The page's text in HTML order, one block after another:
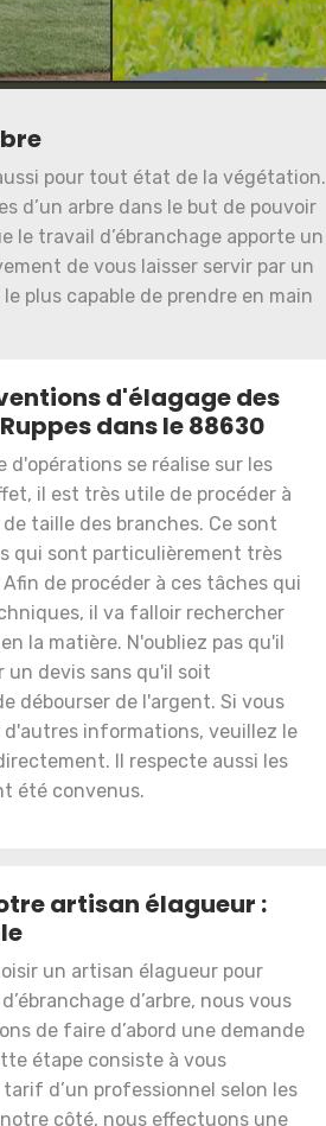
pour tout état de la végétation.
d’un arbre dans le but de pouvoir
le travail d’ébranchage apporte un
de vous laisser servir par un
plus capable de prendre en main
d'élagage des
dans le 88630
d'opérations se réalise sur les
il est très utile de procéder à
taille des branches. Ce sont
qui sont particulièrement très
de procéder à ces tâches qui
il va falloir rechercher
la matière. N'oubliez pas qu'il
un devis sans qu'il soit
débourser de l'argent. Si vous
d'autres informations, veuillez le
Il respecte aussi les
été convenus.
artisan élagueur :
un artisan élagueur pour
d’arbre, nous vous
de faire d’abord une demande
étape consiste à vous
d’un professionnel selon les
côté, nous effectuons une